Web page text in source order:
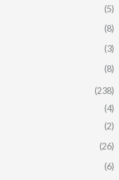
(5)
(8)
(3)
(8)
(238)
(4)
(2)
(26)
(6)